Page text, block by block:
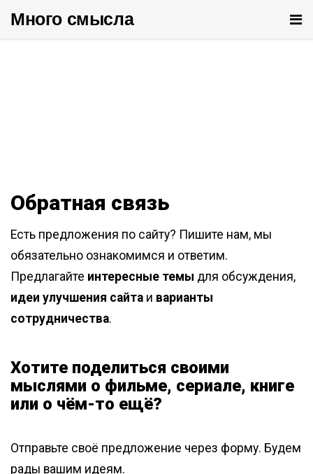
Много cмысла
Обратная связь
Есть предложения по сайту? Пишите нам, мы
обязательно ознакомимся и ответим.
Предлагайте интересные темы для обсуждения,
идеи улучшения сайта и варианты
сотрудничества.
Хотите поделиться своими
мыслями о фильме, сериале, книге
или о чём-то ещё?
Отправьте своё предложение через форму. Будем
рады вашим идеям.